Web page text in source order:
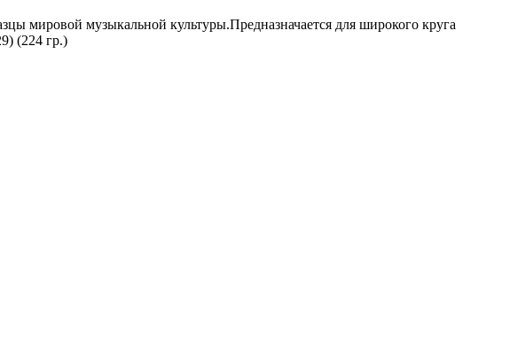
мировой музыкальной культуры.Предназначается для широкого круга
(224 гр.)